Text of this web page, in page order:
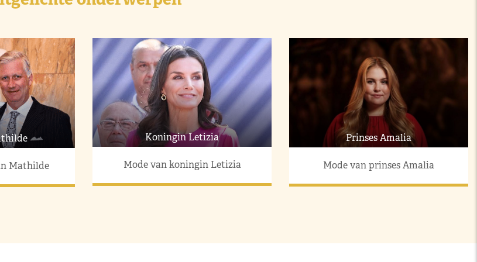
Mathilde
Koningin Letizia
Mode van koningin Letizia
Prinses Amalia
Mode van prinses Amalia